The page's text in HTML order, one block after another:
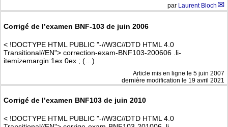
par Laurent Bloch
Corrigé de l’examen BNF-103 de juin 2006
< !DOCTYPE HTML PUBLIC "-//W3C//DTD HTML 4.0
Transitional//EN"> correction-exam-BNF103-200606 .li-
itemizemargin:1ex 0ex ; (…)
Article mis en ligne le 5 juin 2007
dernière modification le 19 avril 2021
Corrigé de l’examen BNF103 de juin 2010
< !DOCTYPE HTML PUBLIC "-//W3C//DTD HTML 4.0